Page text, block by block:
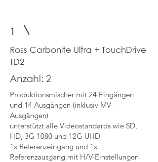
1
Ross Carbonite Ultra + TouchDrive
TD2
Anzahl: 2
Produktionsmischer mit 24 Eingängen
und 14 Ausgängen (inklusiv MV-
Ausgängen)
unterstützt alle Videostandards wie SD,
HD, 3G 1080 und 12G UHD
1x Referenzeingang und 1x
Referenzausgang mit H/V-Einstellungen